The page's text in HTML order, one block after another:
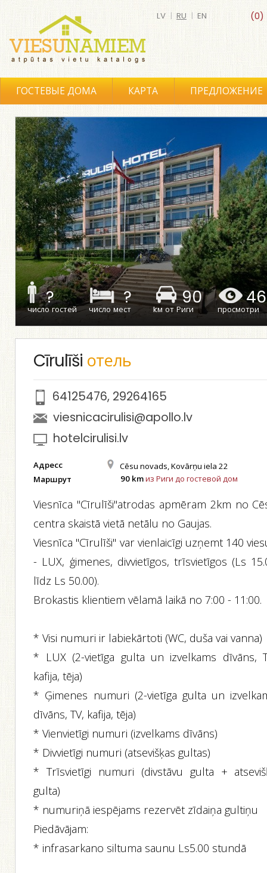
(0)
LV | RU | EN
ГОСТЕВЫЕ ДОМА КАРТА ПРЕДЛОЖЕНИЕ
?
число гостей
?
число мест
90
kм от Риги просмотри
Cīrulīši отель
64125476, 29264165
viesnicacirulisi@apollo.lv
hotelcirulisi.lv
Адресс Cēsu novads, Kovārņu iela 22
Маршрут 90 kmиз Риги до гостевой дом
Viesnīca "Cīrulīši"atrodas apmēram 2km no
centra skaistā vietā netālu no Gaujas.
Viesnīca "Cīrulīši" var vienlaicīgi uzņemt 140
- LUX, ģimenes, divvietīgos, trīsvietīgos (Ls
līdz Ls 50.00).
Brokastis klientiem vēlamā laikā no 7:00 - 11:00.
* Visi numuri ir labiekārtoti (WC, duša vai vanna)
* LUX (2-vietīga gulta un izvelkams dīvāns,
kafija, tēja)
* Ģimenes numuri (2-vietīga gulta un
dīvāns, TV, kafija, tēja)
* Vienvietīgi numuri (izvelkams dīvāns)
* Divvietīgi numuri (atsevišķas gultas)
* Trīsvietīgi numuri (divstāvu gulta +
gulta)
* numuriņā iespējams rezervēt zīdaiņa gultiņu
Piedāvājam:
* infrasarkano siltuma saunu Ls5.00 stundā